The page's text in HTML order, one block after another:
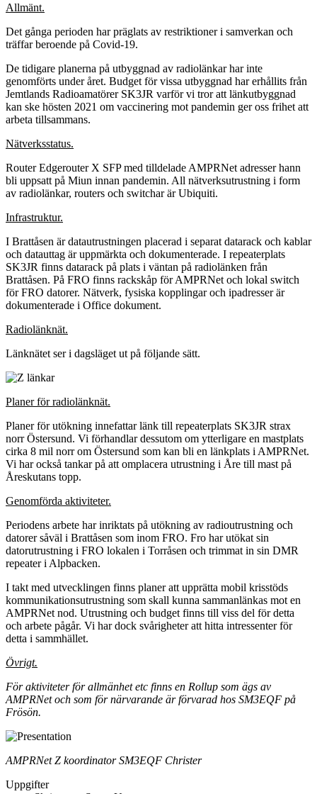
Allmänt.
Det gånga perioden har präglats av restriktioner i samverkan och
träffar beroende på Covid-19.
De tidigare planerna på utbyggnad av radiolänkar har inte
genomförts under året. Budget för vissa utbyggnad har erhållits från
Jemtlands Radioamatörer SK3JR varför vi tror att länkutbyggnad
kan ske hösten 2021 om vaccinering mot pandemin ger oss frihet att
arbeta tillsammans.
Nätverksstatus.
Router Edgerouter X SFP med tilldelade AMPRNet adresser hann
bli uppsatt på Miun innan pandemin. All nätverksutrustning i form
av radiolänkar, routers och switchar är Ubiquiti.
Infrastruktur.
I Brattåsen är datautrustningen placerad i separat datarack och kablar
och datauttag är uppmärkta och dokumenterade. I repeaterplats
SK3JR finns datarack på plats i väntan på radiolänken från
Brattåsen. På FRO finns rackskåp för AMPRNet och lokal switch
för FRO datorer. Nätverk, fysiska kopplingar och ipadresser är
dokumenterade i Office dokument.
Radiolänknät.
Länknätet ser i dagsläget ut på följande sätt.
Planer för radiolänknät.
Planer för utökning innefattar länk till repeaterplats SK3JR strax
norr Östersund. Vi förhandlar dessutom om ytterligare en mastplats
cirka 8 mil norr om Östersund som kan bli en länkplats i AMPRNet.
Vi har också tankar på att omplacera utrustning i Åre till mast på
Åreskutans topp.
Genomförda aktiviteter.
Periodens arbete har inriktats på utökning av radioutrustning och
datorer såväl i Brattåsen som inom FRO. Fro har utökat sin
datorutrustning i FRO lokalen i Torråsen och trimmat in sin DMR
repeater i Alpbacken.
I takt med utvecklingen finns planer att upprätta mobil krisstöds
kommunikationsutrustning som skall kunna sammanlänkas mot en
AMPRNet nod. Utrustning och budget finns till viss del för detta
och arbete pågår. Vi har dock svårigheter att hitta intressenter för
detta i sammhället.
Övrigt.
För aktiviteter för allmänhet etc finns en Rollup som ägs av
AMPRNet och som för närvarande är förvarad hos SM3EQF på
Frösön.
AMPRNet Z koordinator SM3EQF Christer
Uppgifter